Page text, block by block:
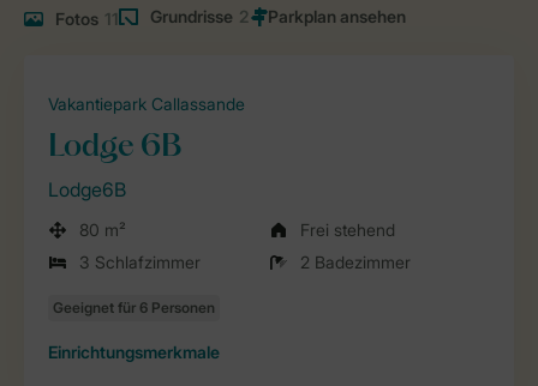
Fotos 11 Grundrisse 2
Vakantiepark Callassande
Lodge 6B
Lodge6B
80 m²
Frei stehend
3 Schlafzimmer
2 Badezimmer
Einrichtungsmerkmale